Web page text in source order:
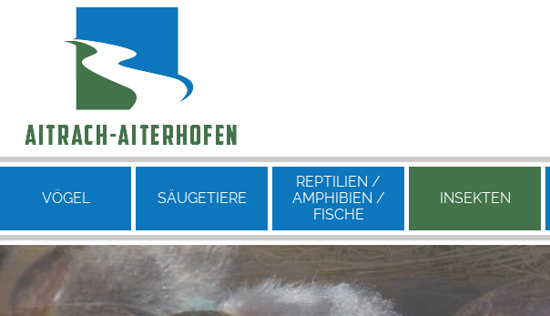
VÖGEL SÄUGE­TIERE
REPTILIEN /
AMPHIBIEN /
FISCHE
INSEKTEN